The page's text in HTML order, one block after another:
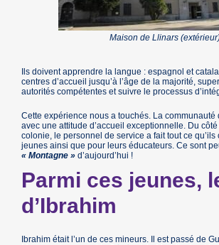
Maison de Llinars
Ils doivent apprendre la langue : espagnol et
centres d’accueil jusqu’à l’âge de la majorité,
autorités compétentes et suivre le processus
Cette expérience nous a touchés. La communauté
avec une attitude d’accueil exceptionnelle. Du
colonie, le personnel de service a fait tout ce qu’ils
jeunes ainsi que pour leurs éducateurs. Ce sont
« Montagne » d’aujourd’hui !
Parmi ces jeunes,
d’Ibrahim
Ibrahim était l’un de ces mineurs. Il est passé de